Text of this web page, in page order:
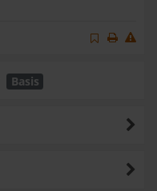
Basis